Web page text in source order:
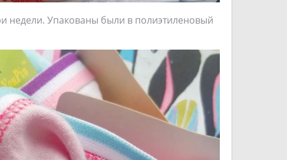
недели. Упакованы были в полиэтиленовый